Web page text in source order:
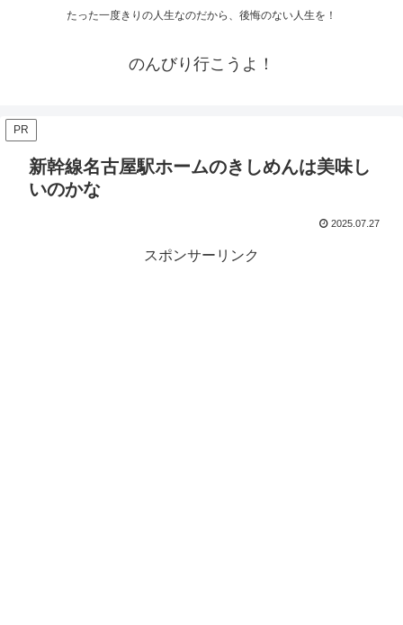
たった一度きりの人生なのだから、後悔のない人生を！
のんびり行こうよ！
PR
新幹線名古屋駅ホームのきしめんは美味し
いのかな
2025.07.27
スポンサーリンク